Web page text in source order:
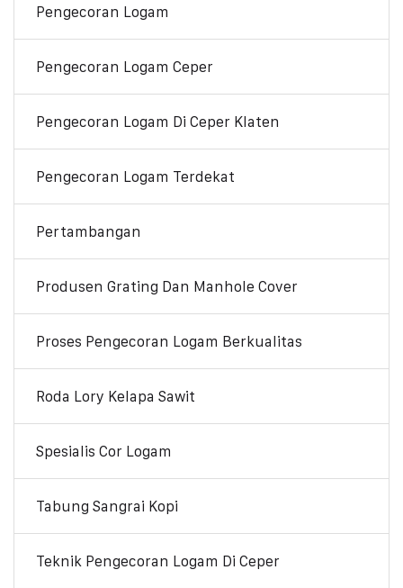
Pengecoran Logam
Pengecoran Logam Ceper
Pengecoran Logam Di Ceper Klaten
Pengecoran Logam Terdekat
Pertambangan
Produsen Grating Dan Manhole Cover
Proses Pengecoran Logam Berkualitas
Roda Lory Kelapa Sawit
Spesialis Cor Logam
Tabung Sangrai Kopi
Teknik Pengecoran Logam Di Ceper